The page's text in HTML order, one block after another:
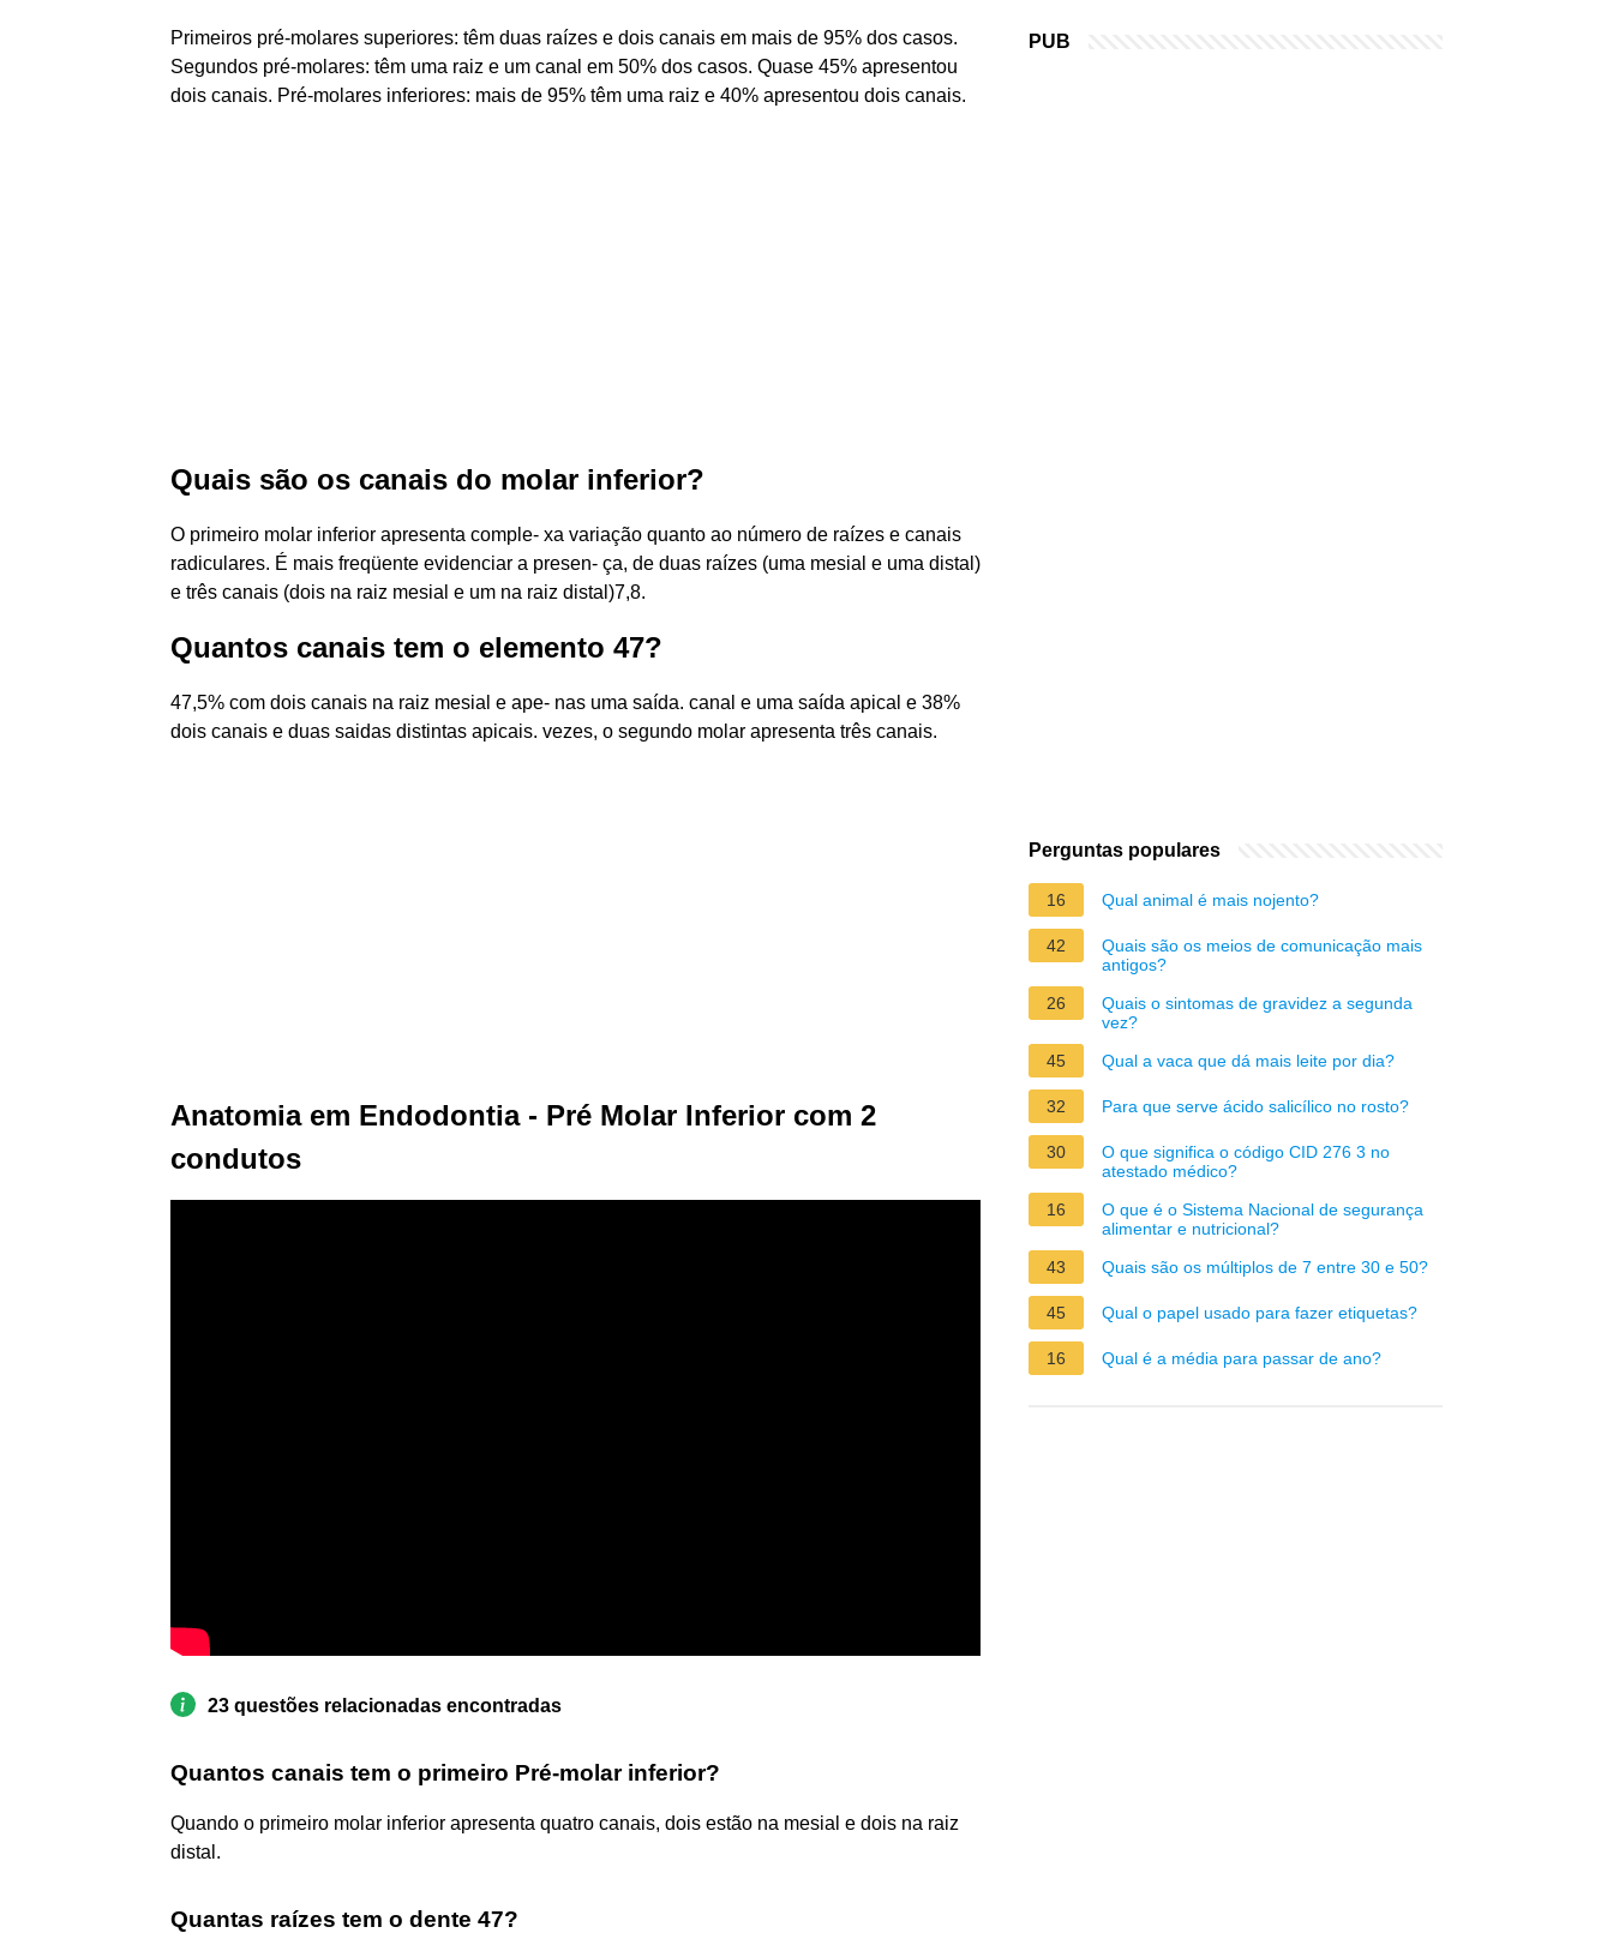
Primeiros pré-molares superiores: têm duas raízes e dois canais em mais de 95% dos casos.
Segundos pré-molares: têm uma raiz e um canal em 50% dos casos. Quase 45% apresentou
dois canais. Pré-molares inferiores: mais de 95% têm uma raiz e 40% apresentou dois canais.
Quais são os canais do molar inferior?
O primeiro molar inferior apresenta comple- xa variação quanto ao número de raízes e canais
radiculares. É mais freqüente evidenciar a presen- ça, de duas raízes (uma mesial e uma distal)
e três canais (dois na raiz mesial e um na raiz distal)7,8.
Quantos canais tem o elemento 47?
47,5% com dois canais na raiz mesial e ape- nas uma saída. canal e uma saída apical e 38%
dois canais e duas saidas distintas apicais. vezes, o segundo molar apresenta três canais.
Anatomia em Endodontia - Pré Molar Inferior com 2
condutos
23 questões relacionadas encontradas
Quantos canais tem o primeiro Pré-molar inferior?
Quando o primeiro molar inferior apresenta quatro canais, dois estão na mesial e dois na raiz
distal.
Quantas raízes tem o dente 47?
PUB
Perguntas populares
16 Qual animal é mais nojento?
42
Quais são os meios de comunicação mais
antigos?
26
Quais o sintomas de gravidez a segunda
vez?
45
Qual a vaca que dá mais leite por dia?
32 Para que serve ácido salicílico no rosto?
30
O que significa o código CID 276 3 no
atestado médico?
16
O que é o Sistema Nacional de segurança
alimentar e nutricional?
43
Quais são os múltiplos de 7 entre 30 e 50?
45 Qual o papel usado para fazer etiquetas?
16 Qual é a média para passar de ano?